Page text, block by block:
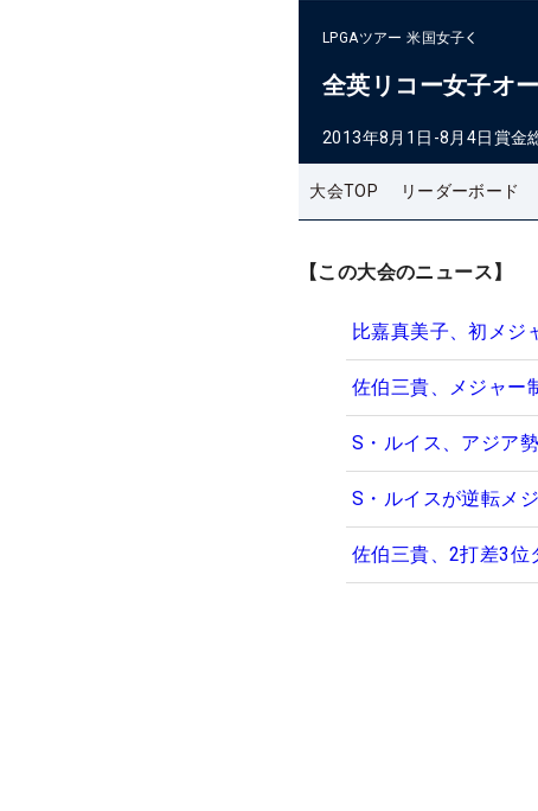
LPGAツアー 米国女子
全英リコー女子オ
2013年8月1日-8月4日賞金
大会TOP リーダーボード
【この大会のニュース】
比嘉真美子、初メジ
佐伯三貴、メジャー
S・ルイス、アジア
S・ルイスが逆転メ
佐伯三貴、2打差3位